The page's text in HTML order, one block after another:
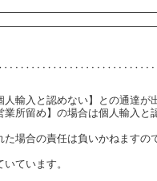
輸入と認めない】との通達が
所留め】の場合は個人輸入と
場合の責任は負いかねますの
ています。